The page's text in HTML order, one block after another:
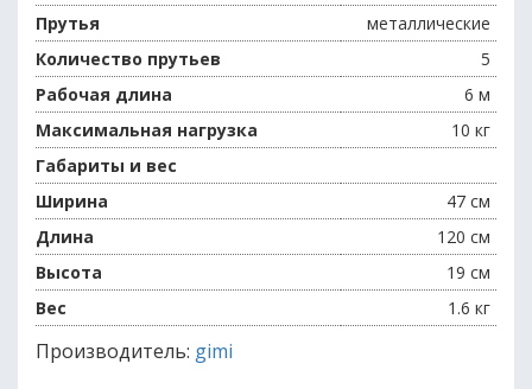
Прутья
металлические
Количество прутьев
5
Рабочая длина
6 м
Максимальная нагрузка
10 кг
Габариты и вес
Ширина
47 см
Длина
120 см
Высота
19 см
Вес
1.6 кг
Производитель: gimi